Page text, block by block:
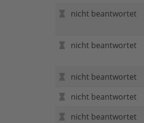
nicht beantwortet
nicht beantwortet
nicht beantwortet
nicht beantwortet
nicht beantwortet